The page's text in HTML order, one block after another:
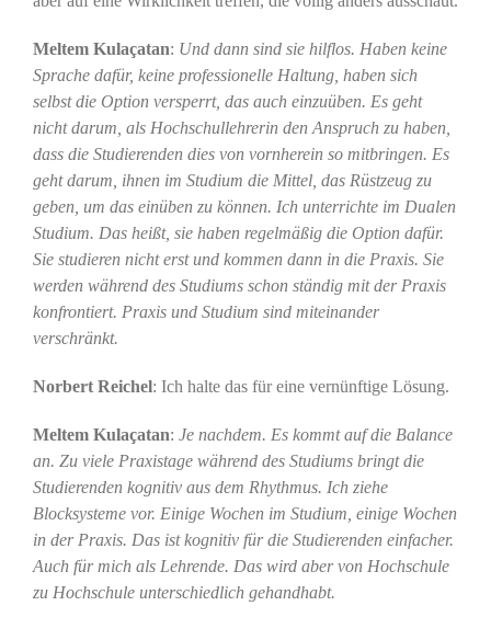
Meltem Kulaçatan: Und dann sind sie hilflos. Haben keine
Sprache dafür, keine professionelle Haltung, haben sich
selbst die Option versperrt, das auch einzuüben. Es geht
nicht darum, als Hochschullehrerin den Anspruch zu haben,
dass die Studierenden dies von vornherein so mitbringen. Es
geht darum, ihnen im Studium die Mittel, das Rüstzeug zu
geben, um das einüben zu können. Ich unterrichte im Dualen
Studium. Das heißt, sie haben regelmäßig die Option dafür.
Sie studieren nicht erst und kommen dann in die Praxis. Sie
werden während des Studiums schon ständig mit der Praxis
konfrontiert. Praxis und Studium sind miteinander
verschränkt.
Norbert Reichel: Ich halte das für eine vernünftige Lösung.
Meltem Kulaçatan: Je nachdem. Es kommt auf die Balance
an. Zu viele Praxistage während des Studiums bringt die
Studierenden kognitiv aus dem Rhythmus. Ich ziehe
Blocksysteme vor. Einige Wochen im Studium, einige Wochen
in der Praxis. Das ist kognitiv für die Studierenden einfacher.
Auch für mich als Lehrende. Das wird aber von Hochschule
zu Hochschule unterschiedlich gehandhabt.